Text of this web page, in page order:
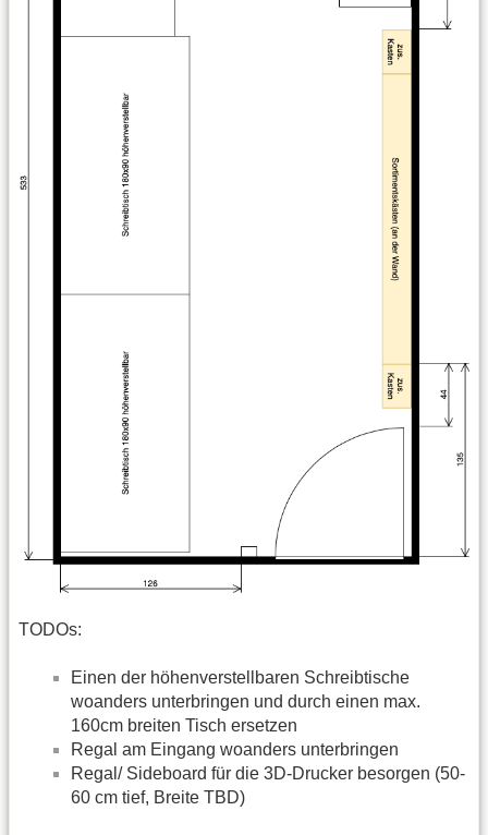
TODOs:
Einen der höhenverstellbaren Schreibtische
woanders unterbringen und durch einen max.
160cm breiten Tisch ersetzen
Regal am Eingang woanders unterbringen
Regal/ Sideboard für die 3D-Drucker besorgen (50-
60 cm tief, Breite TBD)